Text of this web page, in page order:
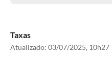
Taxas
Atualizado: 03/07/2025, 10h27